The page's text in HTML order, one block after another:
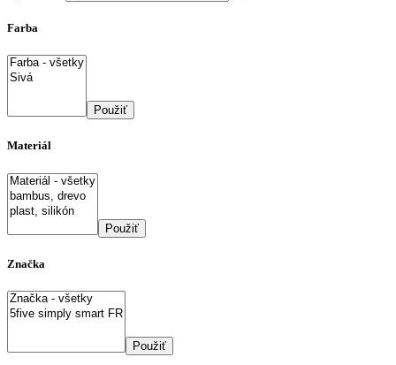
Farba
Použiť
Materiál
Použiť
Značka
Použiť